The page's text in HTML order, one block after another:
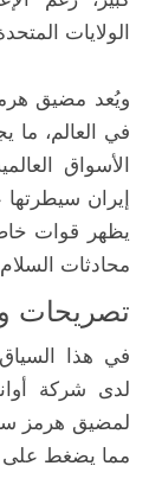
الولايات
ويُعد مضيق
في العالم، ما
الأسواق
إيران
يظهر قوات
محادثات
تصريحات
في هذا
لدى شركة
لمضيق هرمز
مما يضغط على